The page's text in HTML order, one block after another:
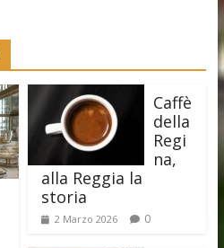
Caffè
della
Regi
na,
alla Reggia la
storia
2 Marzo 2026 0